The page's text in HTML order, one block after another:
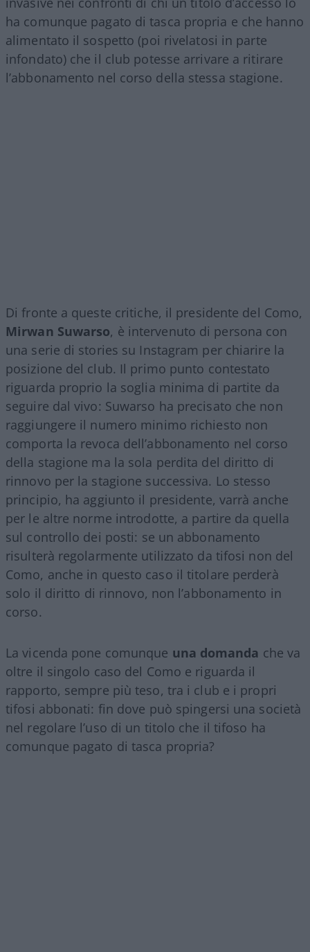
ha comunque pagato di tasca propria e che hanno
alimentato il sospetto (poi rivelatosi in parte
infondato) che il club potesse arrivare a ritirare
l’abbonamento nel corso della stessa stagione.
Di fronte a queste critiche, il presidente del Como,
Mirwan Suwarso, è intervenuto di persona con
una serie di stories su Instagram per chiarire la
posizione del club. Il primo punto contestato
riguarda proprio la soglia minima di partite da
seguire dal vivo: Suwarso ha precisato che non
raggiungere il numero minimo richiesto non
comporta la revoca dell’abbonamento nel corso
della stagione ma la sola perdita del diritto di
rinnovo per la stagione successiva. Lo stesso
principio, ha aggiunto il presidente, varrà anche
per le altre norme introdotte, a partire da quella
sul controllo dei posti: se un abbonamento
risulterà regolarmente utilizzato da tifosi non del
Como, anche in questo caso il titolare perderà
solo il diritto di rinnovo, non l’abbonamento in
corso.
La vicenda pone comunque una domanda che va
oltre il singolo caso del Como e riguarda il
rapporto, sempre più teso, tra i club e i propri
tifosi abbonati: fin dove può spingersi una società
nel regolare l’uso di un titolo che il tifoso ha
comunque pagato di tasca propria?